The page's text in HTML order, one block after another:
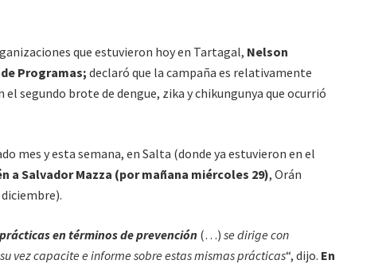
que estuvieron hoy en Tartagal, Nelson
Programas; declaró que la campaña es relativamente
el segundo brote de dengue, zika y chikungunya que ocurrió
mes y esta semana, en Salta (donde ya estuvieron en el
a Salvador Mazza (por mañana miércoles 29), Orán
en términos de prevención (…) se dirige con
vez capacite e informe sobre estas mismas prácticas“, dijo. En